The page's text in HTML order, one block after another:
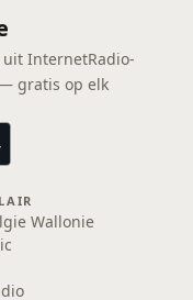
InternetRadio-
gratis op elk
Wallonie